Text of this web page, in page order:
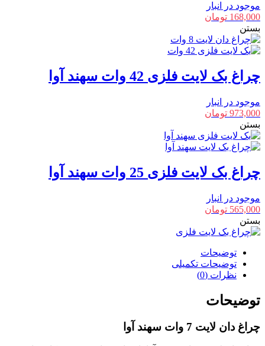
موجود در انبار
168,000 تومان
بستن
چراغ بک لایت فلزی 42 وات سهند آوا
موجود در انبار
973,000 تومان
بستن
چراغ بک لایت فلزی 25 وات سهند آوا
موجود در انبار
565,000 تومان
بستن
توضیحات
توضیحات تکمیلی
نظرات (0)
توضیحات
چراغ دان لایت 7 وات سهند آوا